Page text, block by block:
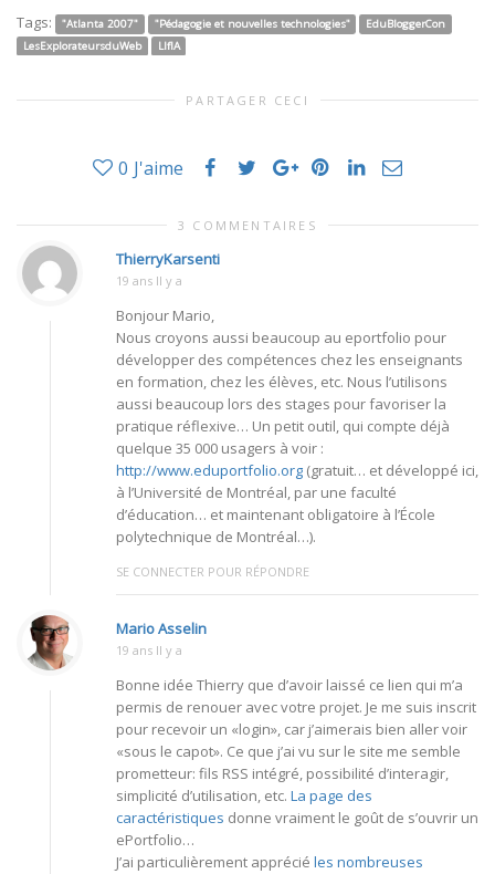
Tags:
"Atlanta 2007" "Pédagogie et nouvelles technologies"
EduBloggerCon
LesExplorateursduWeb
LIfIA
PARTAGER CECI
0 J'aime
3 COMMENTAIRES
ThierryKarsenti
19 ans Il y a
Bonjour Mario,
Nous croyons aussi beaucoup au eportfolio pour
développer des compétences chez les enseignants
en formation, chez les élèves, etc. Nous l’utilisons
aussi beaucoup lors des stages pour favoriser la
pratique réflexive… Un petit outil, qui compte déjà
quelque 35 000 usagers à voir :
http://www.eduportfolio.org (gratuit… et développé ici,
à l’Université de Montréal, par une faculté
d’éducation… et maintenant obligatoire à l’École
polytechnique de Montréal…).
SE CONNECTER POUR RÉPONDRE
Mario Asselin
19 ans Il y a
Bonne idée Thierry que d’avoir laissé ce lien qui m’a
permis de renouer avec votre projet. Je me suis inscrit
pour recevoir un «login», car j’aimerais bien aller voir
«sous le capot». Ce que j’ai vu sur le site me semble
prometteur: fils RSS intégré, possibilité d’interagir,
simplicité d’utilisation, etc. La page des
caractéristiques donne vraiment le goût de s’ouvrir un
ePortfolio…
J’ai particulièrement apprécié les nombreuses